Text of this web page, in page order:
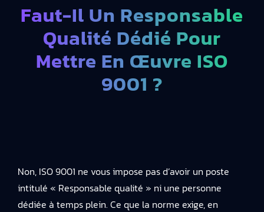
Faut-Il Un Responsable
Qualité Dédié Pour
Mettre En Œuvre ISO
9001 ?
Non, ISO 9001 ne vous impose pas d’avoir un poste
intitulé « Responsable qualité » ni une personne
dédiée à temps plein. Ce que la norme exige, en